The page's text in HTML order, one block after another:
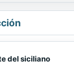
del siciliano